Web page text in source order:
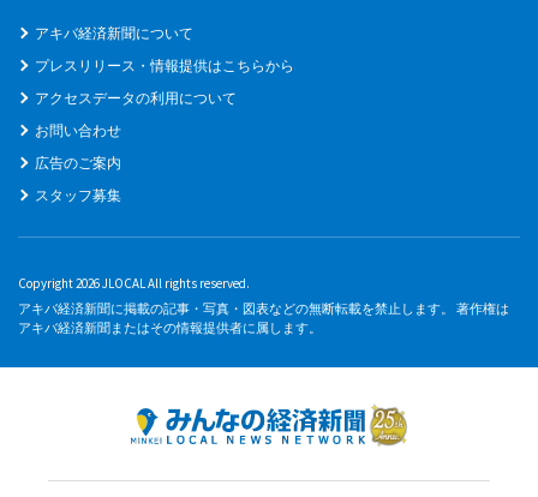
アキバ経済新聞について
プレスリリース・情報提供はこちらから
アクセスデータの利用について
お問い合わせ
広告のご案内
スタッフ募集
Copyright 2026 JLOCAL All rights reserved.
アキバ経済新聞に掲載の記事・写真・図表などの無断転載を禁止します。 著作権は
アキバ経済新聞またはその情報提供者に属します。